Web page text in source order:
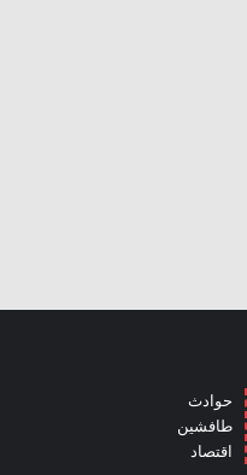
حوادث
طافشين
اقتصاد